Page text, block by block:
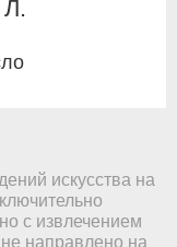
искусства на
с извлечением
направлено на